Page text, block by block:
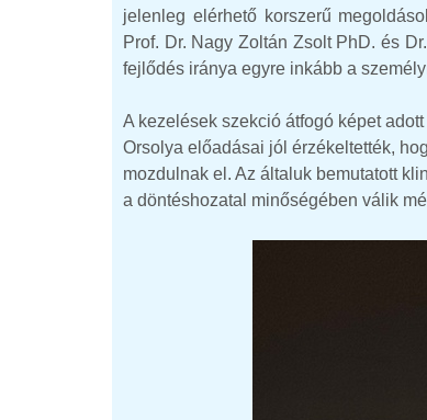
jelenleg elérhető korszerű
Prof. Dr. Nagy Zoltán Zsolt PhD. és
fejlődés iránya egyre inkább a
A kezelések szekció átfogó képet
Orsolya előadásai jól érzékeltették,
mozdulnak el. Az általuk bemutatott
a döntéshozatal minőségében válik